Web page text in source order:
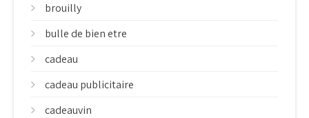
brouilly
bulle de bien etre
cadeau
cadeau publicitaire
cadeauvin